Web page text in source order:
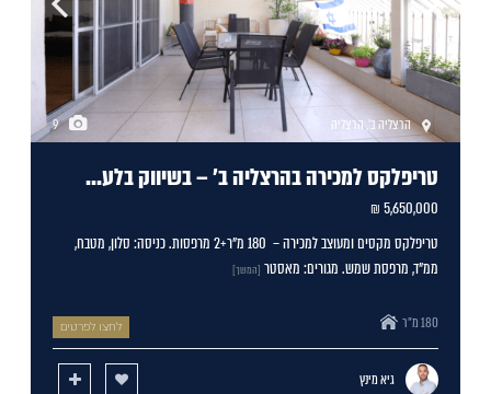
9 הרצליה ב',הרצליה
טריפלקס למכירה בהרצליה ב' – בשיווק בלע...
5,650,000 ₪
טריפלקס מקסים ומעוצב למכירה – 180 מ"ר+2 מרפסות. כניסה: סלון, מטבח,
ממ"ד, מרפסת שמש. מגורים: מאסטר [המשך]
180 מ"ר לחצו לפרטים
גיא מינץ